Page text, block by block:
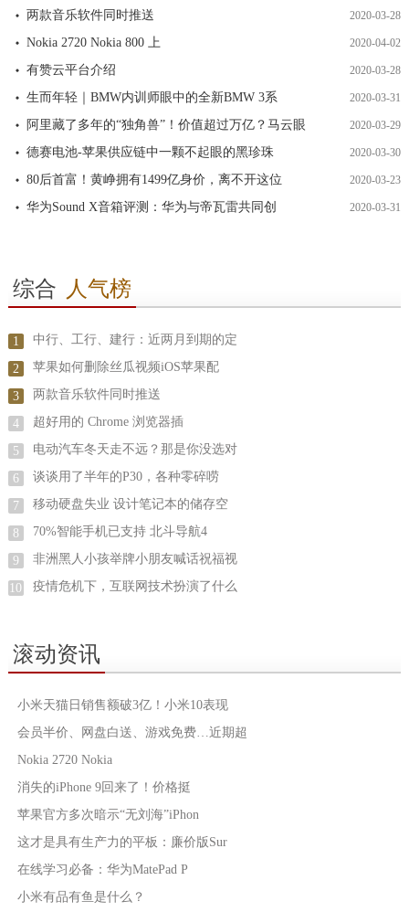
两款音乐软件同时推送 2020-03-28
Nokia 2720 Nokia 800 上 2020-04-02
有赞云平台介绍 2020-03-28
生而年轻｜BMW内训师眼中的全新BMW 3系 2020-03-31
阿里藏了多年的“独角兽”！价值超过万亿？马云眼 2020-03-29
德赛电池-苹果供应链中一颗不起眼的黑珍珠 2020-03-30
80后首富！黄峥拥有1499亿身价，离不开这位 2020-03-23
华为Sound X音箱评测：华为与帝瓦雷共同创 2020-03-31
综合 人气榜
1 中行、工行、建行：近两月到期的定
2 苹果如何删除丝瓜视频iOS苹果配
3 两款音乐软件同时推送
4 超好用的 Chrome 浏览器插
5 电动汽车冬天走不远？那是你没选对
6 谈谈用了半年的P30，各种零碎唠
7 移动硬盘失业 设计笔记本的储存空
8 70%智能手机已支持 北斗导航4
9 非洲黑人小孩举牌小朋友喊话祝福视
10 疫情危机下，互联网技术扮演了什么
滚动资讯
小米天猫日销售额破3亿！小米10表现
会员半价、网盘白送、游戏免费…近期超
Nokia 2720 Nokia
消失的iPhone 9回来了！价格挺
苹果官方多次暗示“无刘海”iPhon
这才是具有生产力的平板：廉价版Sur
在线学习必备：华为MatePad P
小米有品有鱼是什么？